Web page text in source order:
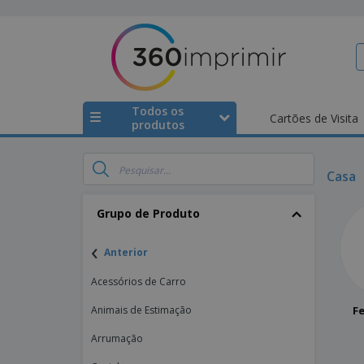
Todos os
produtos
Cartões de Visita
Grupo de Produto
‹ Anterior
Acessórios de Carro
Animais de Estimação
Arrumação
Casa